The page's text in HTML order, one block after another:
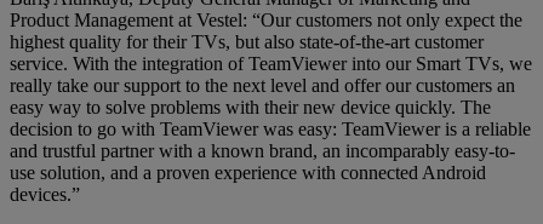
Product Management at Vestel: “Our customers not only expect the
highest quality for their TVs, but also state-of-the-art customer
service. With the integration of TeamViewer into our Smart TVs, we
really take our support to the next level and offer our customers an
easy way to solve problems with their new device quickly. The
decision to go with TeamViewer was easy: TeamViewer is a reliable
and trustful partner with a known brand, an incomparably easy-to-
use solution, and a proven experience with connected Android
devices.”